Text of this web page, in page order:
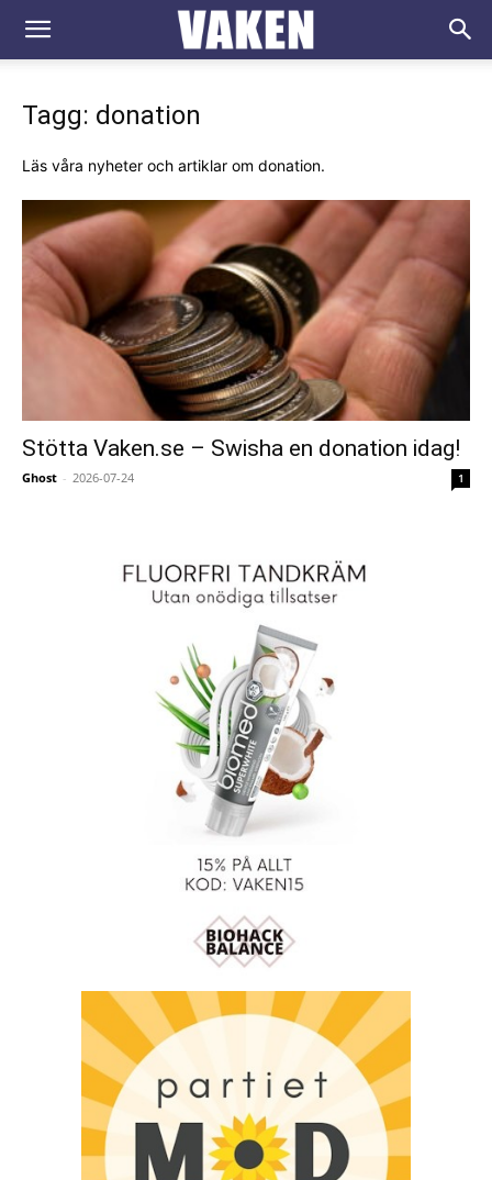
VAKEN.se
Tagg: donation
Läs våra nyheter och artiklar om donation.
Stötta Vaken.se – Swisha en donation idag!
Ghost - 2026-07-24 1